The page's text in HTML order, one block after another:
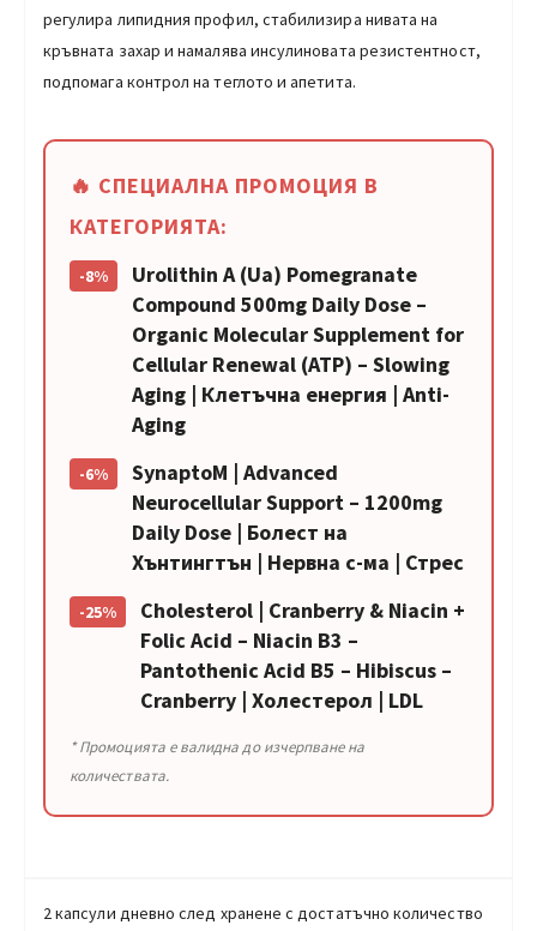
регулира липидния профил, стабилизира нивата на
кръвната захар и намалява инсулиновата резистентност,
подпомага контрол на теглото и апетита.
🔥 СПЕЦИАЛНА ПРОМОЦИЯ В
КАТЕГОРИЯТА:
-8%
Urolithin A (Ua) Pomegranate
Compound 500mg Daily Dose –
Organic Molecular Supplement for
Cellular Renewal (ATP) – Slowing
Aging | Клетъчна енергия | Anti-
Aging
-6%
SynaptoM | Advanced
Neurocellular Support – 1200mg
Daily Dose | Болест на
Хънтингтън | Нервна с-ма | Стрес
-25%
Cholesterol | Cranberry & Niacin +
Folic Acid – Niacin B3 –
Pantothenic Acid B5 – Hibiscus –
Cranberry | Холестерол | LDL
* Промоцията е валидна до изчерпване на
количествата.
2 капсули дневно след хранене с достатъчно количество